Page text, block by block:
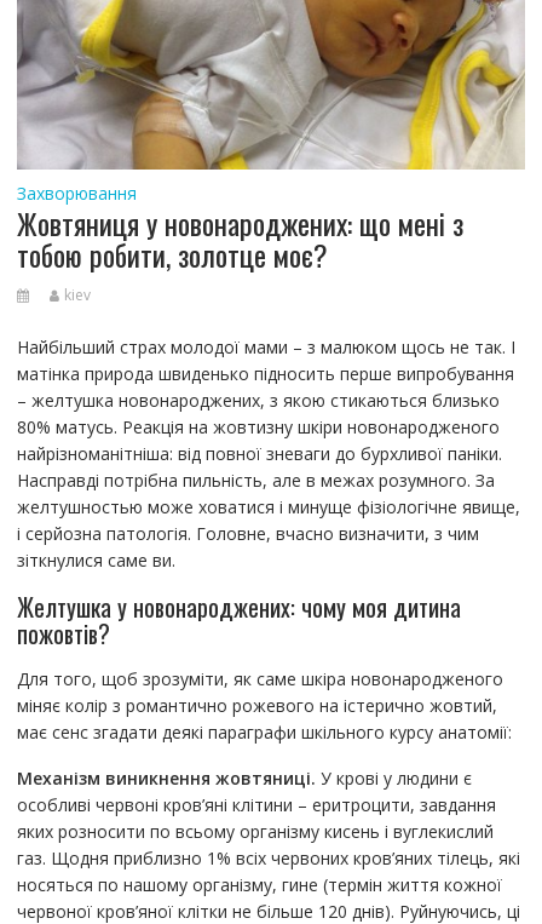
Захворювання
Жовтяниця у новонароджених: що мені з
тобою робити, золотце моє?
kiev
Найбільший страх молодої мами – з малюком щось не так. І
матінка природа швиденько підносить перше випробування
– желтушка новонароджених, з якою стикаються близько
80% матусь. Реакція на жовтизну шкіри новонародженого
найрізноманітніша: від повної зневаги до бурхливої ​​паніки.
Насправді потрібна пильність, але в межах розумного. За
желтушностью може ховатися і минуще фізіологічне явище,
і серйозна патологія. Головне, вчасно визначити, з чим
зіткнулися саме ви.
Желтушка у новонароджених: чому моя дитина
пожовтів?
Для того, щоб зрозуміти, як саме шкіра новонародженого
міняє колір з романтично рожевого на істерично жовтий,
має сенс згадати деякі параграфи шкільного курсу анатомії:
Механізм виникнення жовтяниці. У крові у людини є
особливі червоні кров’яні клітини – еритроцити, завдання
яких розносити по всьому організму кисень і вуглекислий
газ. Щодня приблизно 1% всіх червоних кров’яних тілець, які
носяться по нашому організму, гине (термін життя кожної
червоної кров’яної клітки не більше 120 днів). Руйнуючись, ці